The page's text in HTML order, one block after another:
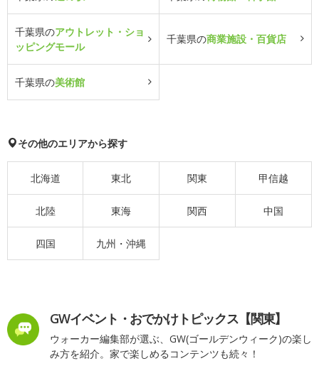
千葉県のアウトレット・ショ
ッピングモール
千葉県の商業施設・百貨店
千葉県の美術館
その他のエリアから探す
北海道 東北 関東 甲信越
北陸 東海 関西 中国
四国 九州・沖縄
GWイベント・おでかけトピックス【関東】
ウォーカー編集部が選ぶ、GW(ゴールデンウィーク)の楽し
み方を紹介。家で楽しめるコンテンツも続々！